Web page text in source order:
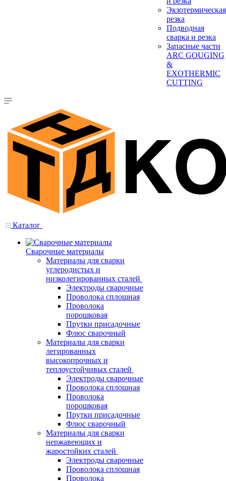
Экзотермическая
резка
Подводная
сварка и резка
Запасные части
ARC GOUGING
&
EXOTHERMIC
CUTTING
Каталог
Сварочные материалы
Материалы для сварки
углеродистых и
низколегированных сталей
Электроды сварочные
Проволока сплошная
Проволока
порошковая
Прутки присадочные
Флюс сварочный
Материалы для сварки
легированных
высокопрочных и
теплоустойчивых сталей
Электроды сварочные
Проволока сплошная
Проволока
порошковая
Прутки присадочные
Флюс сварочный
Материалы для сварки
нержавеющих и
жаростойких сталей
Электроды сварочные
Проволока сплошная
Проволока